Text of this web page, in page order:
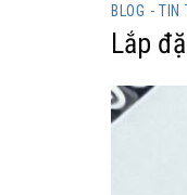
BLOG - TIN
Lắp